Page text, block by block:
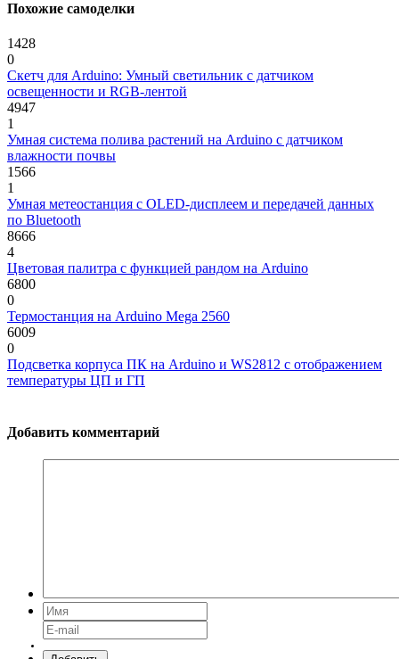
Похожие самоделки
1428
0
Скетч для Arduino: Умный светильник с датчиком
освещенности и RGB-лентой
4947
1
Умная система полива растений на Arduino с датчиком
влажности почвы
1566
1
Умная метеостанция с OLED-дисплеем и передачей данных
по Bluetooth
8666
4
Цветовая палитра с функцией рандом на Arduino
6800
0
Термостанция на Arduino Mega 2560
6009
0
Подсветка корпуса ПК на Arduino и WS2812 с отображением
температуры ЦП и ГП
Добавить комментарий